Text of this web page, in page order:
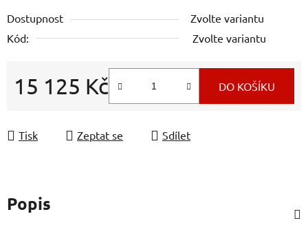
Dostupnost
Zvolte variantu
Kód:
Zvolte variantu
15 125 Kč DO KOŠÍKU
Tisk Zeptat se Sdílet
Popis